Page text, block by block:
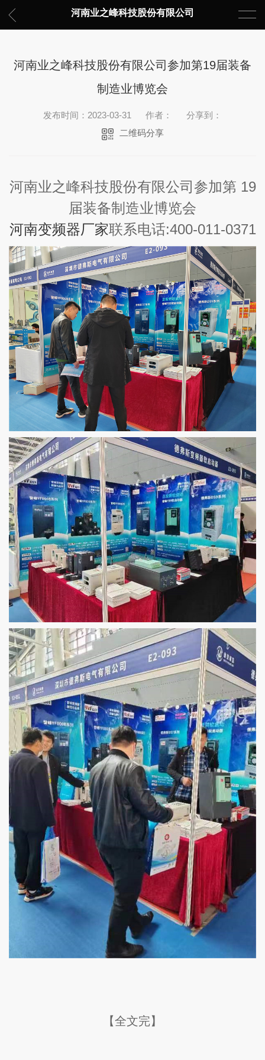
河南业之峰科技股份有限公司
河南业之峰科技股份有限公司参加第19届装备
制造业博览会
发布时间：2023-03-31 作者：
分享到：
二维码分享
河南业之峰科技股份有限公司参加第 19
届装备制造业博览会
河南变频器厂家联系电话:400-011-0371
【全文完】